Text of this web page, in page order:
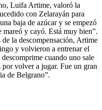
Luifa Artime, valoró la
con Zelarayán para
baja de azúcar y se empezó
mareó y cayó. Está muy bien”.
la descompensación, Artime
y volvieron a entrenar el
cuando uno sale
volver a jugar. Fue un gran
de Belgrano”.